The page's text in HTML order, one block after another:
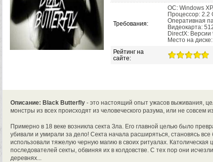
Требования:
ОС: Windows
Процессор: 2.2
Оперативная
Видеокарта:
DirectX: Версии
Место на
Рейтинг на
сайте:
Описание: Black Butterfly - это настоящий опыт ужасов выживания,
монстры из всех происходят из человеческого разума, или не совсем
Примерно в 18 веке возникла секта Зла. Его главной целью было
убивали и умирали за дело! Секта начала расширяться, становясь
использовали тяжелую черную магию в своих ритуалах.
последователей секты, обвиняя их в колдовстве. С тех пор они
деревнях...